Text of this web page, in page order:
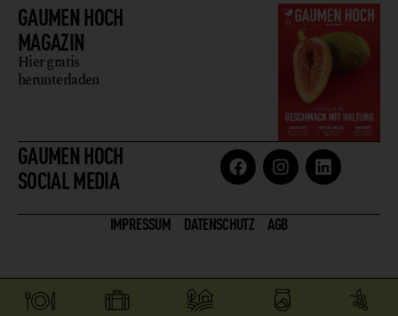
GAUMEN HOCH
MAGAZIN
Hier gratis
herunterladen
GAUMEN HOCH
SOCIAL MEDIA
IMPRESSUM DATENSCHUTZ AGB